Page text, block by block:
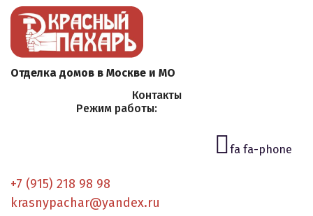
Отделка домов в Москве и МО
Контакты
Режим работы:
fa fa-phone
+7 (915) 218 98 98
krasnypachar@yandex.ru